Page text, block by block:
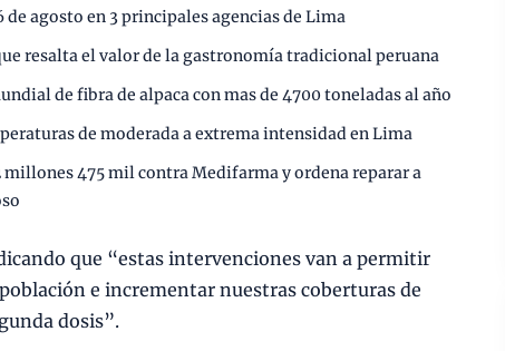
agosto en 3 principales agencias de Lima
resalta el valor de la gastronomía tradicional peruana
de fibra de alpaca con mas de 4700 toneladas al año
de moderada a extrema intensidad en Lima
475 mil contra Medifarma y ordena reparar a
que “estas intervenciones van a permitir
e incrementar nuestras coberturas de
dosis”.